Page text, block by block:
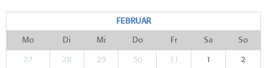
FEBRUAR
Mo Di Mi Do Fr Sa So
27 28 29 30 31 1 2